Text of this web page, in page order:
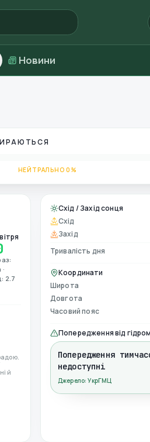
Новини
НЕЙТРАЛЬНО 0%
2.7
й
Схід / Захід сонця
Схід
Захід
Тривалість дня
Координати
Широта
Довгота
Часовий пояс
Попередження від
Попередження
недоступні
Джерело: УкрГМЦ